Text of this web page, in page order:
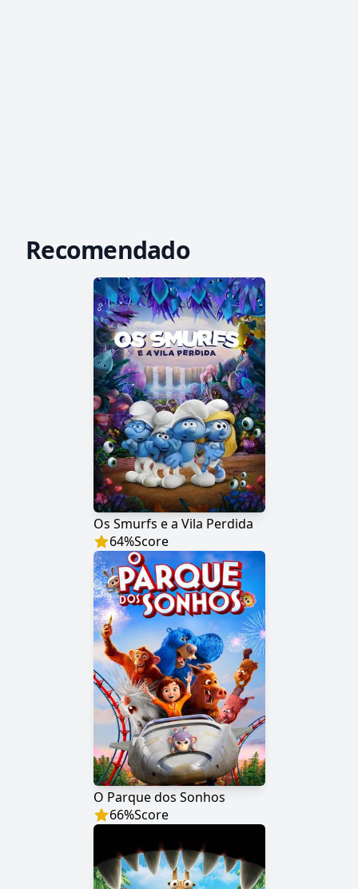
Recomendado
Os Smurfs e a Vila Perdida
64%Score
O Parque dos Sonhos
66%Score